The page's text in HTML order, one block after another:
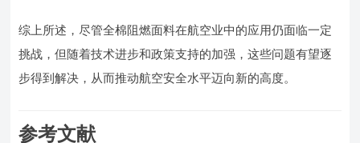
综上所述，尽管全棉阻燃面料在航空业中的应用仍面临一定
挑战，但随着技术进步和政策支持的加强，这些问题有望逐
步得到解决，从而推动航空安全水平迈向新的高度。
参考文献